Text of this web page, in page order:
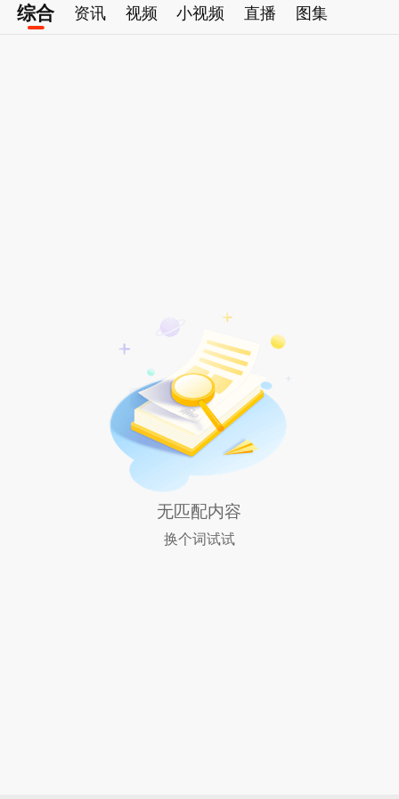
综合 资讯 视频 小视频 直播 图集
无匹配内容
换个词试试